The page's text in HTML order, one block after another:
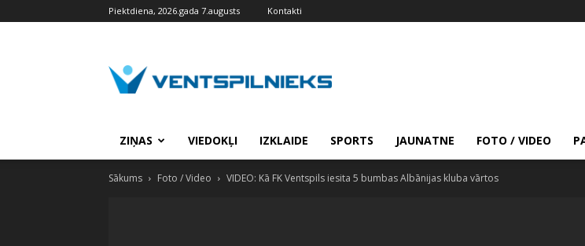
Piektdiena, 2026.gada 7.augusts Kontakti
ZIŅAS VIEDOKĻI IZKLAIDE SPORTS JAUNATNE FOTO / VIDEO
Sākums Foto / Video VIDEO: Kā FK Ventspils iesita 5 bumbas Albānijas kluba vārtos